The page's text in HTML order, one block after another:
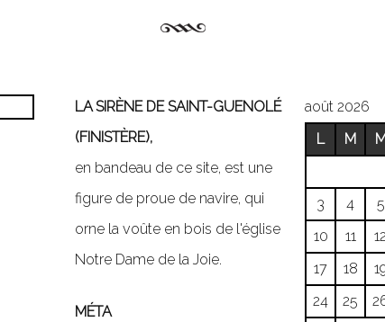
LA SIRÈNE DE SAINT-GUENOLÉ
(FINISTÈRE),
en bandeau de ce site, est une
figure de proue de navire, qui
orne la voûte en bois de l'église
Notre Dame de la Joie.
MÉTA
août 2026
L
M
3 4
5
10
11
17
18
24
25